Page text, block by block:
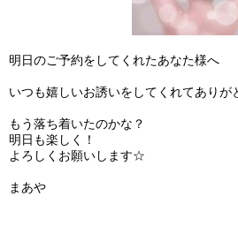
明日のご予約をしてくれたあなた様へ
いつも嬉しいお誘いをしてくれてありが
もう落ち着いたのかな？
明日も楽しく！
よろしくお願いします☆
まあや